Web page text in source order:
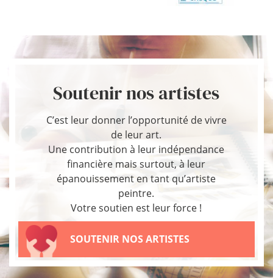
Soutenir nos artistes
C’est leur donner l’opportunité de vivre
de leur art.
Une contribution à leur indépendance
financière mais surtout, à leur
épanouissement en tant qu’artiste
peintre.
Votre soutien est leur force !
SOUTENIR NOS ARTISTES